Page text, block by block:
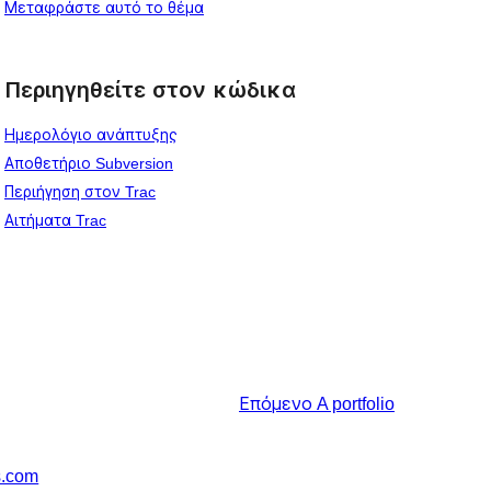
Μεταφράστε αυτό το θέμα
Περιηγηθείτε στον κώδικα
Ημερολόγιο ανάπτυξης
Αποθετήριο Subversion
Περιήγηση στον Trac
Αιτήματα Trac
Επόμενο A portfolio